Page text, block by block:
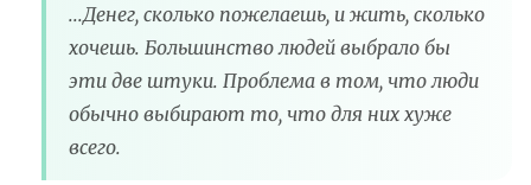
...Денег, сколько пожелаешь, и жить, сколько
хочешь. Большинство людей выбрало бы
эти две штуки. Проблема в том, что люди
обычно выбирают то, что для них хуже
всего.